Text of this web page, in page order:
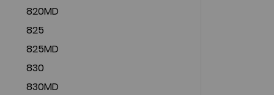
820MD
825
825MD
830
830MD